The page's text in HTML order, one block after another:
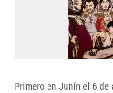
Primero en Junín el 6 de